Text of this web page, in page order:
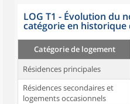
LOG T1 - Évolution du
catégorie en historique
Catégorie de logement
Résidences principales
Résidences secondaires et
logements occasionnels